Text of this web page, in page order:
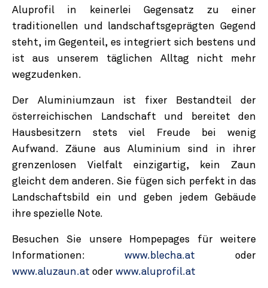
Aluprofil in keinerlei Gegensatz zu einer
traditionellen und landschaftsgeprägten Gegend
steht, im Gegenteil, es integriert sich bestens und
ist aus unserem täglichen Alltag nicht mehr
wegzudenken.
Der Aluminiumzaun ist fixer Bestandteil der
österreichischen Landschaft und bereitet den
Hausbesitzern stets viel Freude bei wenig
Aufwand. Zäune aus Aluminium sind in ihrer
grenzenlosen Vielfalt einzigartig, kein Zaun
gleicht dem anderen. Sie fügen sich perfekt in das
Landschaftsbild ein und geben jedem Gebäude
ihre spezielle Note.
Besuchen Sie unsere Hompepages für weitere
Informationen: www.blecha.at oder
www.aluzaun.at oder www.aluprofil.at